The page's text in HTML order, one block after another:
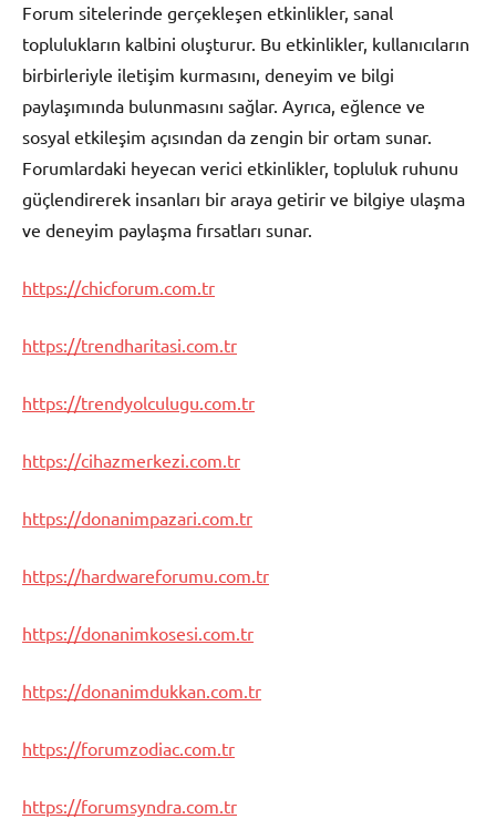
Forum sitelerinde gerçekleşen etkinlikler, sanal
toplulukların kalbini oluşturur. Bu etkinlikler, kullanıcıların
birbirleriyle iletişim kurmasını, deneyim ve bilgi
paylaşımında bulunmasını sağlar. Ayrıca, eğlence ve
sosyal etkileşim açısından da zengin bir ortam sunar.
Forumlardaki heyecan verici etkinlikler, topluluk ruhunu
güçlendirerek insanları bir araya getirir ve bilgiye ulaşma
ve deneyim paylaşma fırsatları sunar.
https://chicforum.com.tr
https://trendharitasi.com.tr
https://trendyolculugu.com.tr
https://cihazmerkezi.com.tr
https://donanimpazari.com.tr
https://hardwareforumu.com.tr
https://donanimkosesi.com.tr
https://donanimdukkan.com.tr
https://forumzodiac.com.tr
https://forumsyndra.com.tr